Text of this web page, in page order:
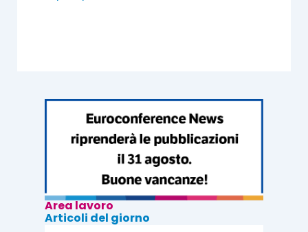
Area lavoro
Articoli del giorno